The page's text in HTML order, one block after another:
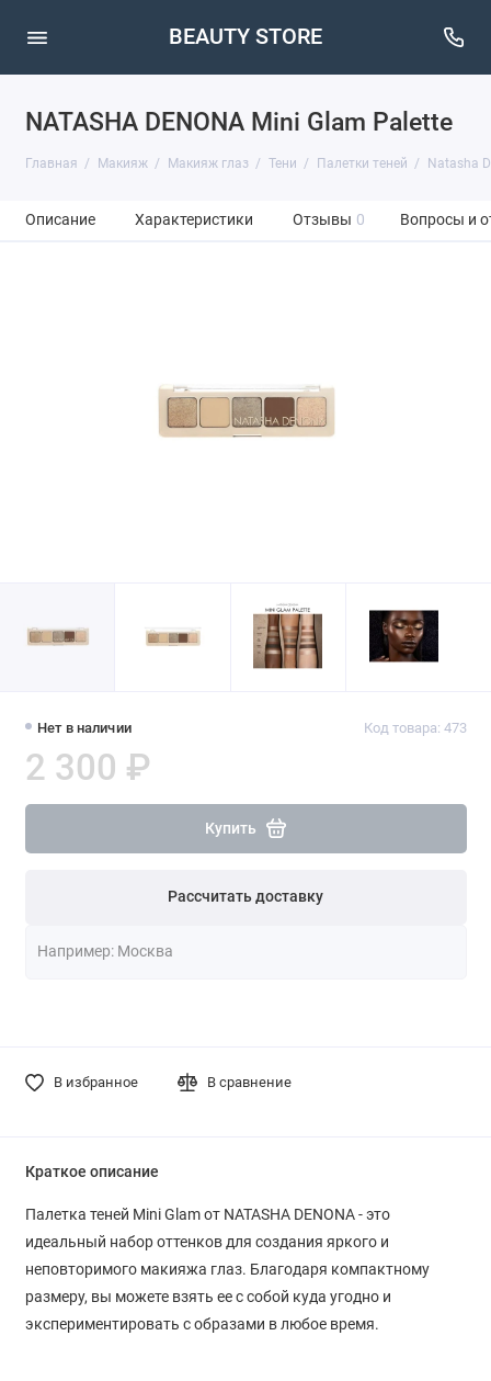
BEAUTY STORE
NATASHA DENONA Mini Glam Palette
Главная Макияж Макияж глаз Тени Палетки теней Natasha
Описание Характеристики Отзывы 0 Вопросы и
Нет в наличии Код товара: 473
2 300 ₽
Купить
Рассчитать доставку
В избранное В сравнение
Краткое описание
Палетка теней Mini Glam от NATASHA DENONA - это
идеальный набор оттенков для создания яркого и
неповторимого макияжа глаз. Благодаря компактному
размеру, вы можете взять ее с собой куда угодно и
экспериментировать с образами в любое время.